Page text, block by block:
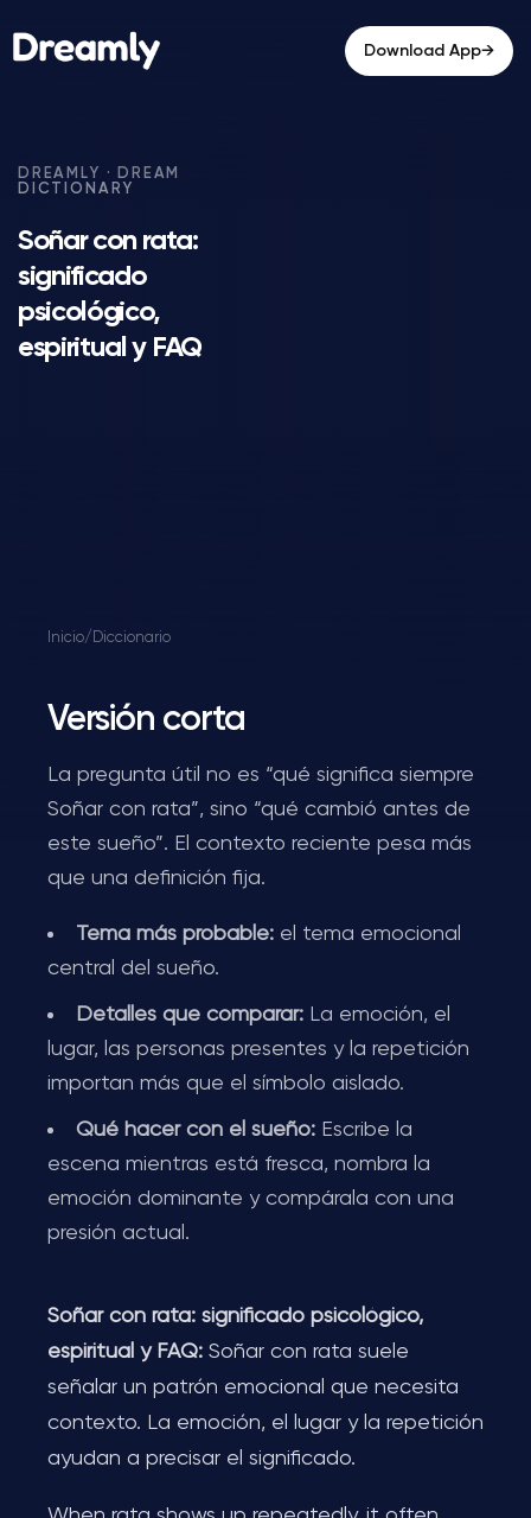
Download App→
Soñar con rata:
significado
psicológico,
espiritual y FAQ
Inicio/ Diccionario
Versión corta
La pregunta útil no es “qué significa siempre
Soñar con rata”, sino “qué cambió antes de
este sueño”. El contexto reciente pesa más
que una definición fija.
Tema más probable: el tema emocional
central del sueño.
Detalles que comparar: La emoción, el
lugar, las personas presentes y la repetición
importan más que el símbolo aislado.
Qué hacer con el sueño: Escribe la
escena mientras está fresca, nombra la
emoción dominante y compárala con una
presión actual.
Soñar con rata: significado psicológico,
espiritual y FAQ: Soñar con rata suele
señalar un patrón emocional que necesita
contexto. La emoción, el lugar y la repetición
ayudan a precisar el significado.